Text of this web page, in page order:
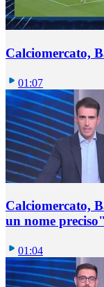
Calciomercato,
01:07
Calciomercato,
un nome preciso"
01:04